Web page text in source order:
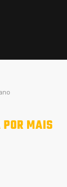
MAIS